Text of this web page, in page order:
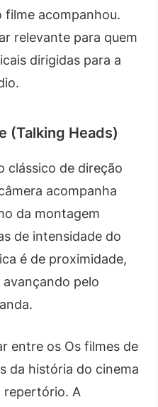
filme acompanhou.
relevante para quem
dirigidas para a
(Talking Heads)
clássico de direção
acompanha
da montagem
de intensidade do
é de proximidade,
pelo
entre os Os filmes de
da história do cinema
repertório. A